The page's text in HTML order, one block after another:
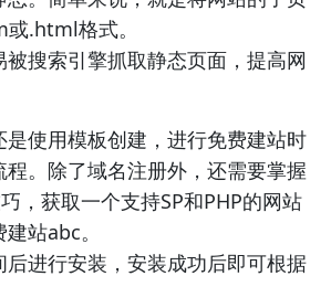
.html格式。
搜索引擎抓取静态页面，提高网
是使用模板创建，进行免费建站时
。除了域名注册外，还需要掌握
，获取一个支持SP和PHP的网站
站abc。
进行安装，安装成功后即可根据